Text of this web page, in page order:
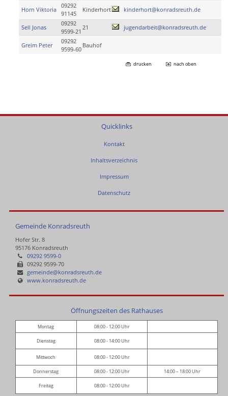
Horn Viktoria
09292
91145
Kinderhort kinderhort@konradsreuth.de
Sell Jonas
09292
9599-21
21 jugendarbeit@konradsreuth.de
Greim Peter
09292
9599-60
Bauhof
drucken nach oben
Quicklinks
Kontakt
Inhaltsverzeichnis
Impressum
Datenschutz
Gemeinde Konradsreuth
Hofer Str. 8
95176 Konradsreuth
09292 9599-0
09292 9599-70
gemeinde@konradsreuth.de
www.konradsreuth.de
Öffnungszeiten des Rathauses
Montag 08:00 - 12:00 Uhr
Dienstag 08:00 - 14:00 Uhr
Mittwoch 08:00 - 12:00 Uhr
Donnerstag 08:00 - 12:00 Uhr 14:00 – 18:00 Uhr
Freitag 08:00 - 12:00 Uhr